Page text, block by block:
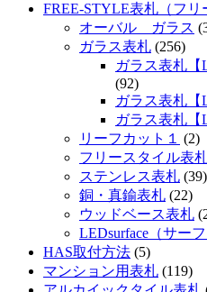
FREE-STYLE表札（フリ
オーバル ガラス
ガラス表札 (256)
ガラス表札【
(92)
ガラス表札【
ガラス表札
リーフカット１
(2)
フリースタイル表
ステンレス表札 (39)
銅・真鍮表札 (22)
ウッドベース表札
LEDsurface（サー
HAS取付方法 (5)
マンション用表札 (119)